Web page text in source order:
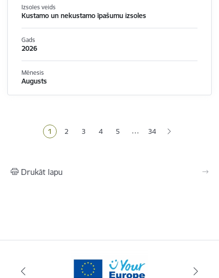
Izsoles veids
Kustamo un nekustamo īpašumu izsoles
Gads
2026
Mēnesis
Augusts
Pašreizējā lapa
1 Lapa
2 Lapa
3 Lapa
4 Lapa
5 … 34
Drukāt lapu